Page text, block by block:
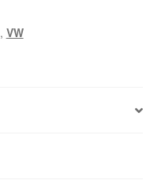
, VW